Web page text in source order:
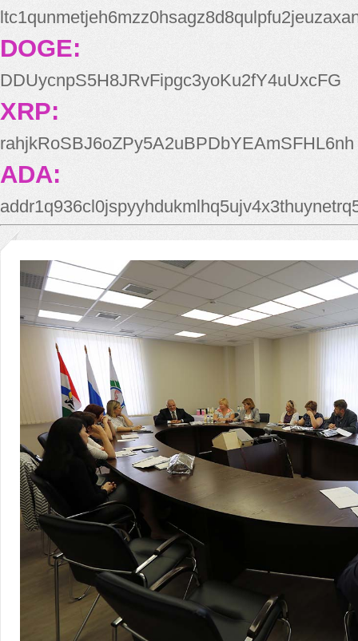
DOGE:
DDUycnpS5H8JRvFipgc3yoKu2fY4uUxcFG
XRP:
rahjkRoSBJ6oZPy5A2uBPDbYEAmSFHL6nh
ADA: